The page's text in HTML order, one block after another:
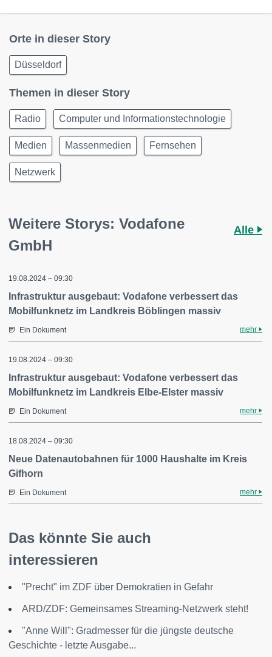
Orte in dieser Story
Düsseldorf
Themen in dieser Story
Radio Computer und Informationstechnologie
Medien Massenmedien Fernsehen
Netzwerk
Weitere Storys: Vodafone
GmbH
Alle
19.08.2024 – 09:30
Infrastruktur ausgebaut: Vodafone verbessert das
Mobilfunknetz im Landkreis Böblingen massiv
Ein Dokument mehr
19.08.2024 – 09:30
Infrastruktur ausgebaut: Vodafone verbessert das
Mobilfunknetz im Landkreis Elbe-Elster massiv
Ein Dokument mehr
18.08.2024 – 09:30
Neue Datenautobahnen für 1000 Haushalte im Kreis
Gifhorn
Ein Dokument mehr
Das könnte Sie auch
interessieren
"Precht" im ZDF über Demokratien in Gefahr
ARD/ZDF: Gemeinsames Streaming-Netzwerk steht!
"Anne Will": Gradmesser für die jüngste deutsche
Geschichte - letzte Ausgabe...